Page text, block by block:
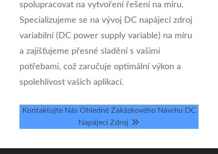
spolupracovat na vytvoření řešení na míru.
Specializujeme se na vývoj DC napájecí zdroj
variabilní (DC power supply variable) na míru
a zajišťujeme přesné sladění s vašimi
potřebami, což zaručuje optimální výkon a
spolehlivost vašich aplikací.
Kontaktujte Nás Ohledně Zakázkového Návrhu DC
Napájecí Zdroj